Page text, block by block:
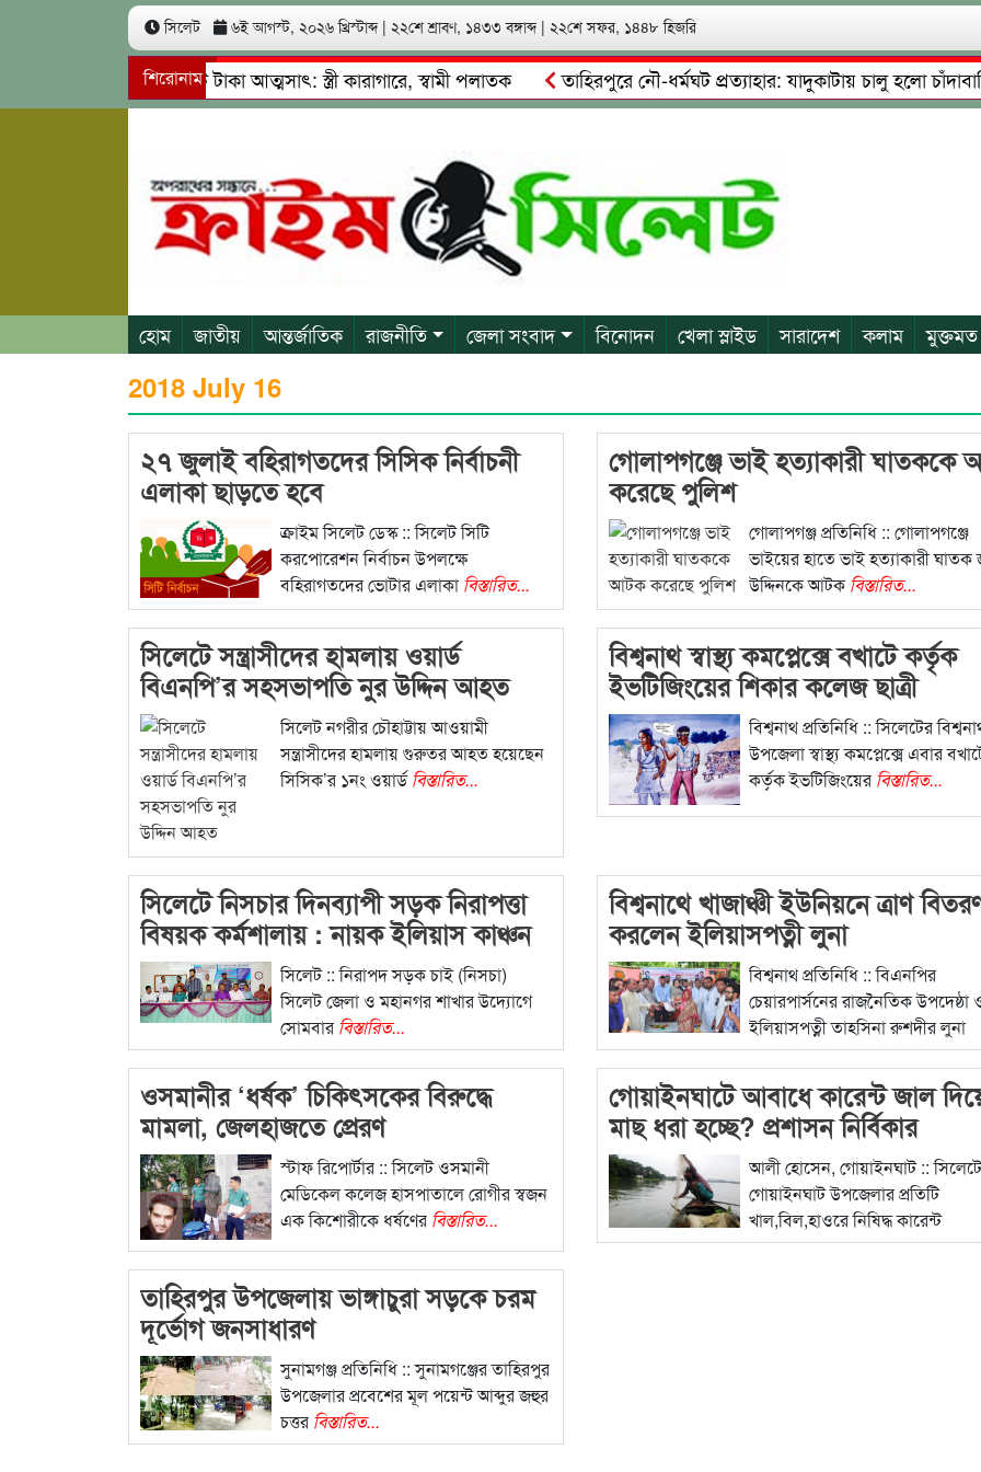
সিলেট ৬ই আগস্ট, ২০২৬ খ্রিস্টাব্দ | ২২শে শ্রাবণ, ১৪৩৩ বঙ্গাব্দ | ২২শে সফর, ১৪৪৮ হিজরি
শিরোনাম
৩ কোটি ৬০ লাখ কোটি টাকা আত্মসাৎ: স্ত্রী কারাগারে, স্বামী পলাতক তাহিরপুরে নৌ-ধর্মঘট প্রত্যাহার: যাদুকাটায় চালু হলো
নেতৃত্বে চাঁদাবাজি ও শ্রমিকদের মারধর
নগরীতে কোটি টাকার সম্পত্তি দখলের চেষ্টা: গ্রেফতারের পর জামিনে মূক্ত রাসেল, আতঙ্কে
হোম জাতীয় আন্তর্জাতিক রাজনীতি জেলা সংবাদ বিনোদন খেলা স্লাইড সারাদেশ কলাম মুক্তমত
2018 July 16
২৭ জুলাই বহিরাগতদের সিসিক নির্বাচনী
এলাকা ছাড়তে হবে
ক্রাইম সিলেট ডেস্ক :: সিলেট সিটি
করপোরেশন নির্বাচন উপলক্ষে
বহিরাগতদের ভোটার এলাকাবিস্তারিত...
গোলাপগঞ্জে ভাই হত্যাকারী ঘাতককে
করেছে পুলিশ
গোলাপগঞ্জ প্রতিনিধি :: গোলাপগঞ্জে
ভাইয়ের হাতে ভাই হত্যাকারী ঘাতক
উদ্দিনকে আটকবিস্তারিত...
সিলেটে সন্ত্রাসীদের হামলায় ওয়ার্ড
বিএনপি’র সহসভাপতি নুর উদ্দিন আহত
সিলেট নগরীর চৌহাট্টায় আওয়ামী
সন্ত্রাসীদের হামলায় গুরুতর আহত হয়েছেন
সিসিক’র ১নং ওয়ার্ডবিস্তারিত...
বিশ্বনাথ স্বাস্থ্য কমপ্লেক্সে বখাটে কর্তৃক
ইভটিজিংয়ের শিকার কলেজ ছাত্রী
বিশ্বনাথ প্রতিনিধি :: সিলেটের
উপজেলা স্বাস্থ্য কমপ্লেক্সে এবার
কর্তৃক ইভটিজিংয়ের বিস্তারিত...
সিলেটে নিসচার দিনব্যাপী সড়ক নিরাপত্তা
বিষয়ক কর্মশালায় : নায়ক ইলিয়াস কাঞ্চন
সিলেট :: নিরাপদ সড়ক চাই (নিসচা)
সিলেট জেলা ও মহানগর শাখার উদ্যোগে
সোমবার বিস্তারিত...
বিশ্বনাথে খাজাঞ্চী ইউনিয়নে ত্রাণ
করলেন ইলিয়াসপত্নী লুনা
বিশ্বনাথ প্রতিনিধি :: বিএনপির
চেয়ারপার্সনের রাজনৈতিক উপদেষ্ঠা
ইলিয়াসপত্নী তাহসিনা রুশদীর লুনা
বিস্তারিত...
ওসমানীর ‘ধর্ষক’ চিকিৎসকের বিরুদ্ধে
মামলা, জেলহাজতে প্রেরণ
স্টাফ রিপোর্টার :: সিলেট ওসমানী
মেডিকেল কলেজ হাসপাতালে রোগীর স্বজন
এক কিশোরীকে ধর্ষণের বিস্তারিত...
গোয়াইনঘাটে আবাধে কারেন্ট জাল
মাছ ধরা হচ্ছে? প্রশাসন নির্বিকার
আলী হোসেন, গোয়াইনঘাট ::
গোয়াইনঘাট উপজেলার প্রতিটি
খাল,বিল,হাওরে নিষিদ্ধ কারেন্ট
জাল,পেটফুলাবিস্তারিত...
তাহিরপুর উপজেলায় ভাঙ্গাচুরা সড়কে চরম
দূর্ভোগ জনসাধারণ
সুনামগঞ্জ প্রতিনিধি :: সুনামগঞ্জের তাহিরপুর
উপজেলার প্রবেশের মূল পয়েন্ট আব্দুর জহুর
চত্তর বিস্তারিত...